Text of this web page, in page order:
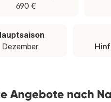
690 €
Dezember
Angebote nach